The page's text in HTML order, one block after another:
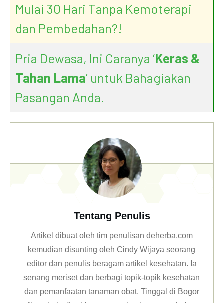
Mulai 30 Hari Tanpa Kemoterapi
dan Pembedahan?!
Pria Dewasa, Ini Caranya ‘Keras &
Tahan Lama’ untuk Bahagiakan
Pasangan Anda.
Tentang Penulis
Artikel dibuat oleh tim penulisan deherba.com
kemudian disunting oleh Cindy Wijaya seorang
editor dan penulis beragam artikel kesehatan. Ia
senang meriset dan berbagi topik-topik kesehatan
dan pemanfaatan tanaman obat. Tinggal di Bogor